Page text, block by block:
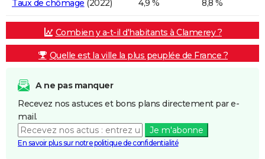
Taux de chômage (2022) 4,9 % 8,8 %
Combien y a-t-il d'habitants à Clamerey ?
Quelle est la ville la plus peuplée de France ?
A ne pas manquer
Recevez nos astuces et bons plans directement par e-
mail.
Je m'abonne
En savoir plus sur notre politique de confidentialité